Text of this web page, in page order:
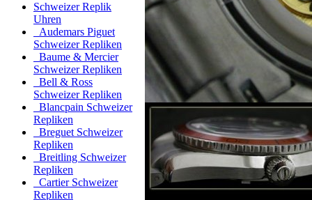
Schweizer Replik
Uhren
Audemars Piguet
Schweizer Repliken
Baume & Mercier
Schweizer Repliken
Bell & Ross
Schweizer Repliken
Blancpain Schweizer
Repliken
Breguet Schweizer
Repliken
Breitling Schweizer
Repliken
Cartier Schweizer
Repliken